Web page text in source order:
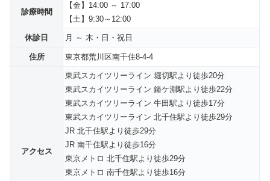
診療時間
【金】14:00 ～ 17:00
【土】9:30～12:00
休診日 月 ～ 木・日・祝日
住所 東京都荒川区南千住8-4-4
アクセス
東武スカイツリーライン 堀切駅より徒歩20分
東武スカイツリーライン 鐘ケ淵駅より徒歩22分
東武スカイツリーライン 牛田駅より徒歩17分
東武スカイツリーライン 北千住駅より徒歩29分
JR 北千住駅より徒歩29分
JR 南千住駅より徒歩16分
東京メトロ 北千住駅より徒歩29分
東京メトロ 南千住駅より徒歩16分